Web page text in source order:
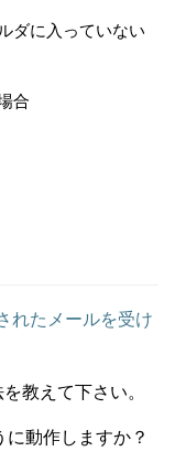
ダに入っていない
合
れたメールを受け
教えて下さい。
動作しますか？